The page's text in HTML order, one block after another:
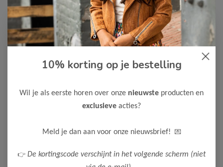
Le Chic Garçon
Le Chic Garcon Jongens Blazer
ABEL
40,00
Maak een keuze:
128
10% korting op je bestelling
Wil je als eerste horen over onze nieuwste producten en
exclusieve acties?
Meld je dan aan voor onze nieuwsbrief! 💌
👉 De kortingscode verschijnt in het volgende scherm (niet